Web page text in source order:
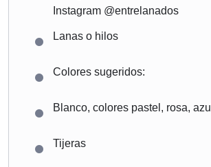
Instagram @entrelanados
Lanas o hilos
Colores sugeridos:
Blanco, colores pastel, rosa, azul
Tijeras